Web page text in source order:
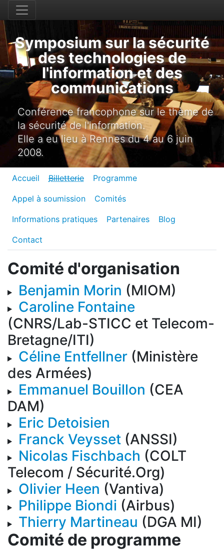
Symposium sur la sécurité
des technologies de
l'information et des
communications
Conférence francophone sur le thème de
la sécurité de l'information.
Elle a eu lieu à Rennes du 4 au 6 juin
2008.
Accueil Billetterie Programme
Appel à soumission Comités
Informations pratiques Partenaires Blog
Contact
Comité d'organisation
Benjamin Morin (MIOM)
Caroline Fontaine
(CNRS/Lab-STICC et Telecom-
Bretagne/ITI)
Céline Entfellner(Ministère
des Armées)
Emmanuel Bouillon (CEA
DAM)
Eric Detoisien
Franck Veysset(ANSSI)
Nicolas Fischbach (COLT
Telecom / Sécurité.Org)
Olivier Heen (Vantiva)
Philippe Biondi (Airbus)
Thierry Martineau (DGA MI)
Comité de programme